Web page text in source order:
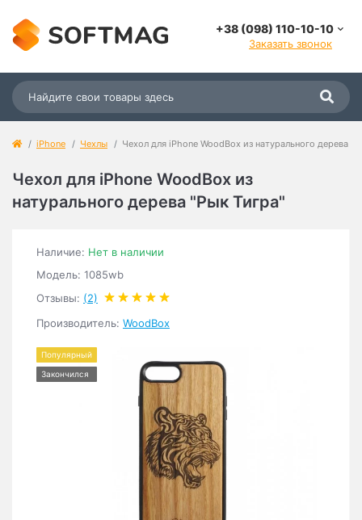
+38 (098) 110-10-10
Заказать звонок
iPhone Чехлы Чехол для iPhone WoodBox из натурального дерева
Чехол для iPhone WoodBox из
натурального дерева "Рык Тигра"
Наличие: Нет в наличии
Модель: 1085wb
Отзывы: (2)
Производитель: WoodBox
Популярный
Закончился